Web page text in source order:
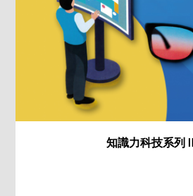
知識力科技系列